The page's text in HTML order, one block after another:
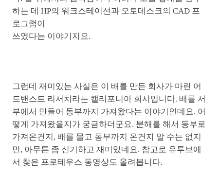
하는 데 HP의 워크스테이션과 오토데스크의 CAD 프
로그램이
쓰였다는 이야기지요.
그런데 재미있는 사실은 이 배를 만든 회사가 마린 어
드밴스트 리서치라는 캘리포니아 회사입니다. 배를 서
부에서 만들어 동부까지 가져왔다는 이야기인데요. 어
떻게 가져왔을지가 궁금하더군요. 분해를 해서 동부로
가져온건지, 배를 몰고 동부까지 온건지 알 수는 없지
만, 아무튼 좀 신기하고 재미있네요. 참고로 유투브에
서 찾은 프로테우스 동영상도 올려봅니다.